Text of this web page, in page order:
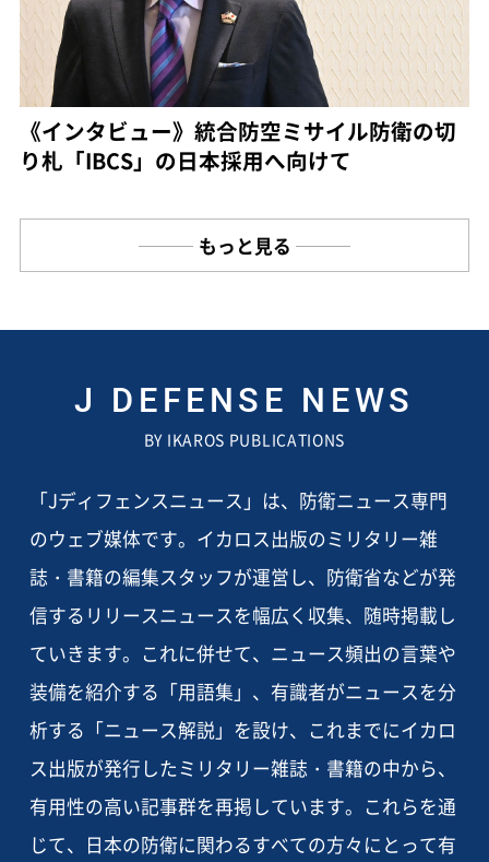
《インタビュー》統合防空ミサイル防衛の切
り札「IBCS」の日本採用へ向けて
もっと見る
J DEFENSE NEWS
BY IKAROS PUBLICATIONS
「Jディフェンスニュース」は、防衛ニュース専門
のウェブ媒体です。イカロス出版のミリタリー雑
誌・書籍の編集スタッフが運営し、防衛省などが発
信するリリースニュースを幅広く収集、随時掲載し
ていきます。これに併せて、ニュース頻出の言葉や
装備を紹介する「用語集」、有識者がニュースを分
析する「ニュース解説」を設け、これまでにイカロ
ス出版が発行したミリタリー雑誌・書籍の中から、
有用性の高い記事群を再掲しています。これらを通
じて、日本の防衛に関わるすべての方々にとって有